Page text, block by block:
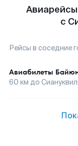
с
Рейсы в соседние
Авиабилеты
60 км до